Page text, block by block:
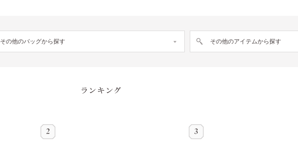
その他のバッグから探す その他のアイテムから探す